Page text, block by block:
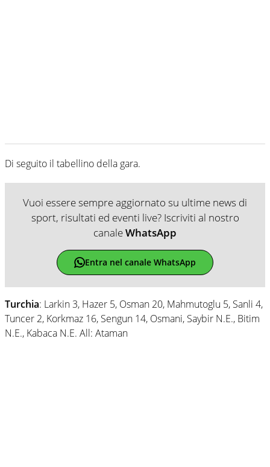
Di seguito il tabellino della gara.
Vuoi essere sempre aggiornato su ultime news di
sport, risultati ed eventi live? Iscriviti al nostro
canaleWhatsApp
Entra nel canale WhatsApp
Turchia: Larkin 3, Hazer 5, Osman 20, Mahmutoglu 5, Sanli 4,
Tuncer 2, Korkmaz 16, Sengun 14, Osmani, Saybir N.E., Bitim
N.E., Kabaca N.E. All: Ataman